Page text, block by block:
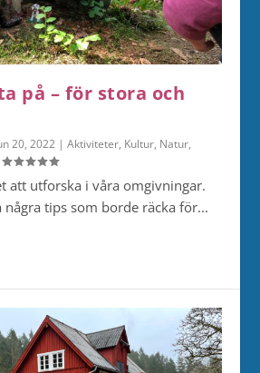
på – för stora och
20, 2022 |Aktiviteter, Kultur, Natur,
att utforska i våra omgivningar.
tips som borde räcka för...